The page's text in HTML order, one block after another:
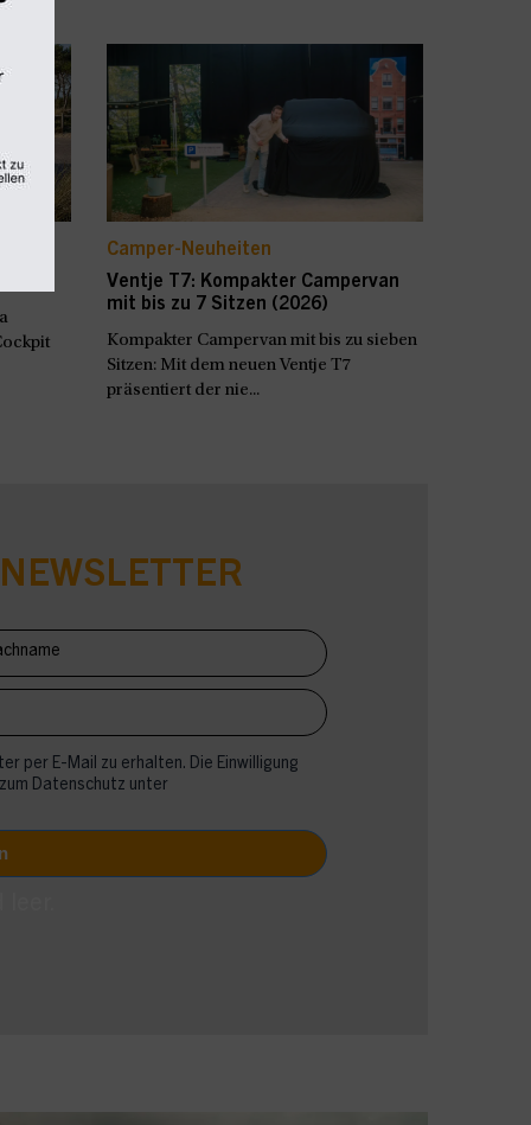
Camper-Neuheiten
Ventje T7: Kompakter Campervan
mit bis zu 7 Sitzen (2026)
Kompakter Campervan mit bis zu sieben
Sitzen: Mit dem neuen Ventje T7
präsentiert der nie...
per E-Mail zu erhalten. Die Einwilligung
Datenschutz unter